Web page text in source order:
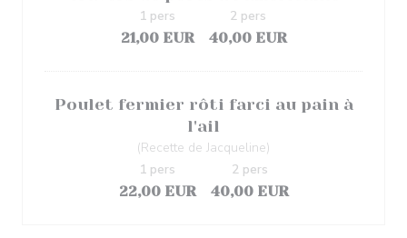
21,00 EUR
1 pers
40,00 EUR
2 pers
Poulet fermier rôti farci au pain à
l'ail
(Recette de Jacqueline)
22,00 EUR
1 pers
40,00 EUR
2 pers